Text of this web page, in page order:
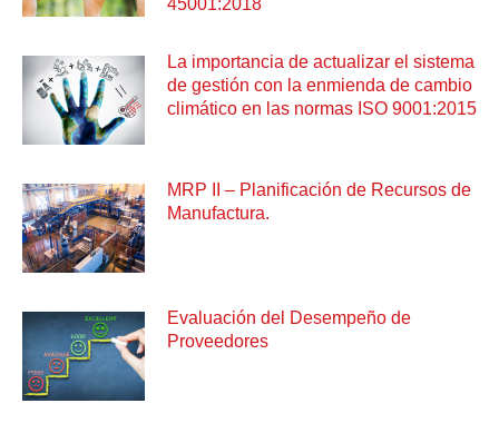
45001:2018
La importancia de actualizar el sistema
de gestión con la enmienda de cambio
climático en las normas ISO 9001:2015
MRP II – Planificación de Recursos de
Manufactura.
Evaluación del Desempeño de
Proveedores